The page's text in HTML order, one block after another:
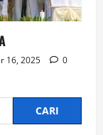
16, 2025 0